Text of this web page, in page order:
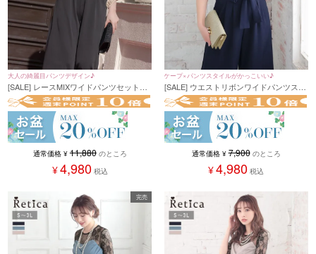
大人の綺麗目パンツデザイン♪
[SALE] レースMIXワイドパンツセットア
ップパーティードレス (Sサイズ～XXLサ
イズ)
通常価格 ¥ 11,880 のところ
¥4,980 税込
ケープ×パンツスタイルがかっこいい♪
[SALE] ウエストリボンワイドパンツスタ
イルプチプラパーティードレス (Mサイ
ズ)
通常価格 ¥ 7,900 のところ
¥4,980 税込
完売